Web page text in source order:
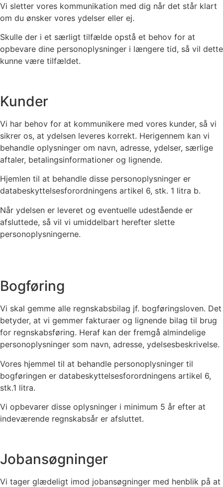
Vi sletter vores kommunikation med dig når det står klart
om du ønsker vores ydelser eller ej.
Skulle der i et særligt tilfælde opstå et behov for at
opbevare dine personoplysninger i længere tid, så vil dette
kunne være tilfældet.
Kunder
Vi har behov for at kommunikere med vores kunder, så vi
sikrer os, at ydelsen leveres korrekt. Herigennem kan vi
behandle oplysninger om navn, adresse, ydelser, særlige
aftaler, betalingsinformationer og lignende.
Hjemlen til at behandle disse personoplysninger er
databeskyttelsesforordningens artikel 6, stk. 1 litra b.
Når ydelsen er leveret og eventuelle udestående er
afsluttede, så vil vi umiddelbart herefter slette
personoplysningerne.
Bogføring
Vi skal gemme alle regnskabsbilag jf. bogføringsloven. Det
betyder, at vi gemmer fakturaer og lignende bilag til brug
for regnskabsføring. Heraf kan der fremgå almindelige
personoplysninger som navn, adresse, ydelsesbeskrivelse.
Vores hjemmel til at behandle personoplysninger til
bogføringen er databeskyttelsesforordningens artikel 6,
stk.1 litra.
Vi opbevarer disse oplysninger i minimum 5 år efter at
indeværende regnskabsår er afsluttet.
Jobansøgninger
Vi tager glædeligt imod jobansøgninger med henblik på at